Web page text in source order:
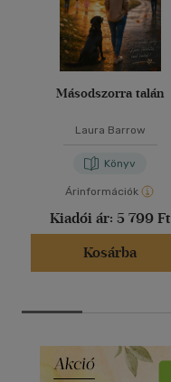
Másodszorra talán
Laura Barrow
Könyv
Árinformációk
Kiadói ár: 5 799 Ft
Kosárba